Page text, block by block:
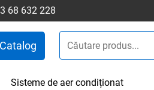
68 632 228
Catalog
Sisteme de aer condiționat